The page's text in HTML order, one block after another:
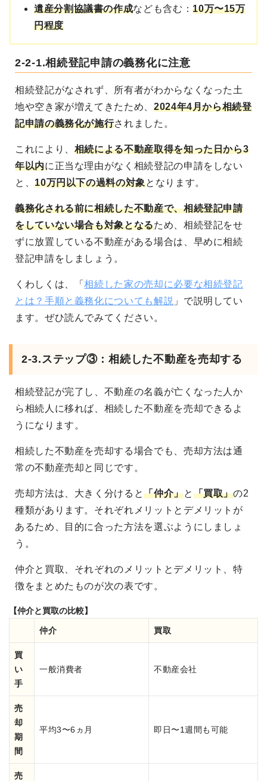
遺産分割協議書の作成なども含む：10万〜15万
円程度
2-2-1.相続登記申請の義務化に注意
相続登記がなされず、所有者がわからなくなった土
地や空き家が増えてきたため、 2024年4月から相続登
記申請の義務化が施行されました。
これにより、 相続による不動産取得を知った日から3
年以内に正当な理由がなく相続登記の申請をしない
と、10万円以下の過料の対象となります。
義務化される前に相続した不動産で、相続登記申請
をしていない場合も対象となるため、相続登記をせ
ずに放置している不動産がある場合は、早めに相続
登記申請をしましょう。
くわしくは、「相続した家の売却に必要な相続登記
とは？手順と義務化についても解説 」で説明してい
ます。ぜひ読んでみてください。
2-3.ステップ③：相続した不動産を売却する
相続登記が完了し、不動産の名義が亡くなった人か
ら相続人に移れば、相続した不動産を売却できるよ
うになります。
相続した不動産を売却する場合でも、売却方法は通
常の不動産売却と同じです。
売却方法は、大きく分けると「仲介」と 「買取」の2
種類があります。それぞれメリットとデメリットが
あるため、目的に合った方法を選ぶようにしましょ
う。
仲介と買取、それぞれのメリットとデメリット、特
徴をまとめたものが次の表です。
【仲介と買取の比較】
仲介 買取
買
い
手
一般消費者 不動産会社
売
却
期
間
平均3〜6ヵ月 即日〜1週間も可能
売